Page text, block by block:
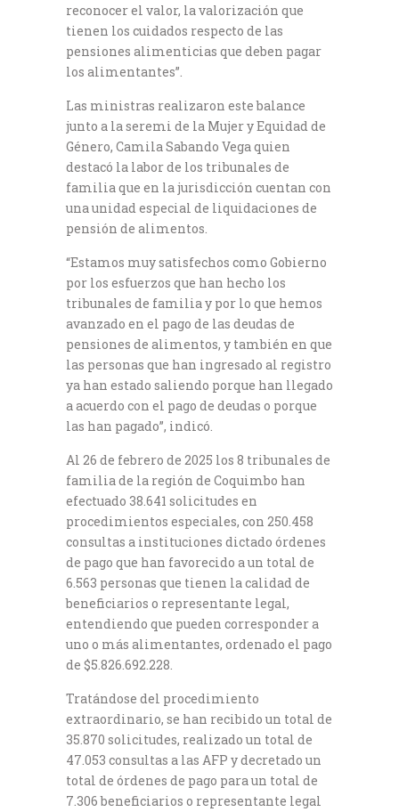
reconocer el valor, la valorización que
tienen los cuidados respecto de las
pensiones alimenticias que deben pagar
los alimentantes”.
Las ministras realizaron este balance
junto a la seremi de la Mujer y Equidad de
Género, Camila Sabando Vega quien
destacó la labor de los tribunales de
familia que en la jurisdicción cuentan con
una unidad especial de liquidaciones de
pensión de alimentos.
“Estamos muy satisfechos como Gobierno
por los esfuerzos que han hecho los
tribunales de familia y por lo que hemos
avanzado en el pago de las deudas de
pensiones de alimentos, y también en que
las personas que han ingresado al registro
ya han estado saliendo porque han llegado
a acuerdo con el pago de deudas o porque
las han pagado”, indicó.
Al 26 de febrero de 2025 los 8 tribunales de
familia de la región de Coquimbo han
efectuado 38.641 solicitudes en
procedimientos especiales, con 250.458
consultas a instituciones dictado órdenes
de pago que han favorecido a un total de
6.563 personas que tienen la calidad de
beneficiarios o representante legal,
entendiendo que pueden corresponder a
uno o más alimentantes, ordenado el pago
de $5.826.692.228.
Tratándose del procedimiento
extraordinario, se han recibido un total de
35.870 solicitudes, realizado un total de
47.053 consultas a las AFP y decretado un
total de órdenes de pago para un total de
7.306 beneficiarios o representante legal